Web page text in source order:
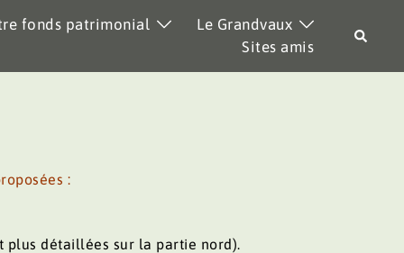
fonds patrimonial
Le Grandvaux
Sites amis
:
plus détaillées sur la partie nord).